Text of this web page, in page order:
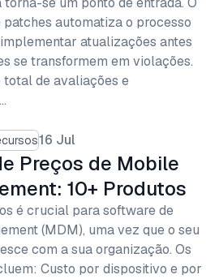
automatiza o processo
atualizações antes
se transformem em violações.
total de avaliações e
16 Jul
Preços de Mobile
10+ Produtos
é crucial para software de
(MDM), uma vez que o seu
com a sua organização. Os
Custo por dispositivo e por